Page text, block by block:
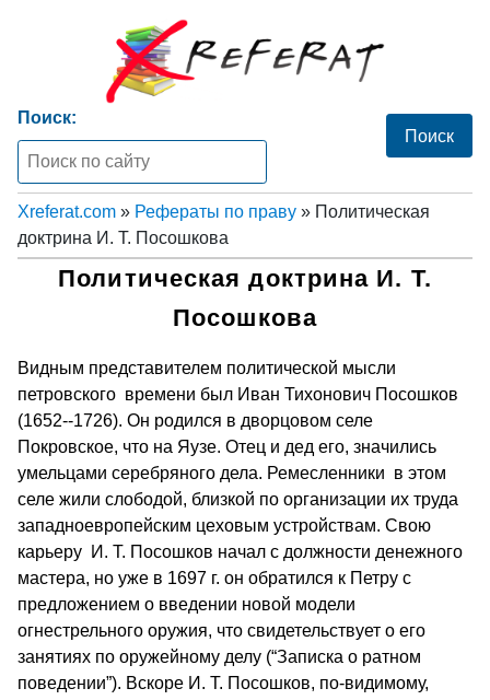
Поиск:
Xreferat.com » Рефераты по праву » Политическая
доктрина И. Т. Посошкова
Политическая доктрина И. Т.
Посошкова
Видным представителем политической мысли
петровского времени был Иван Тихонович Посошков
(1652--1726). Он родился в дворцовом селе
Покровское, что на Яузе. Отец и дед его, значились
умельцами серебряного дела. Ремесленники в этом
селе жили слободой, близкой по организации их труда
западноевропейским цеховым устройствам. Свою
карьеру И. Т. Посошков начал с должности денежного
мастера, но уже в 1697 г. он обратился к Петру с
предложением о введении новой модели
огнестрельного оружия, что свидетельствует о его
занятиях по оружейному делу (“Записка о ратном
поведении”). Вскоре И. Т. Посошков, по-видимому,